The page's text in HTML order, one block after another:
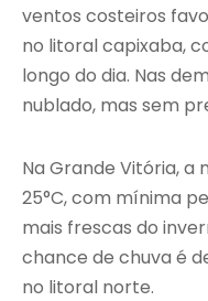
ventos costeiros
no litoral capixaba,
longo do dia. Nas
nublado, mas sem
Na Grande Vitória, a
25°C, com mínima
mais frescas do
chance de chuva é
no litoral norte.